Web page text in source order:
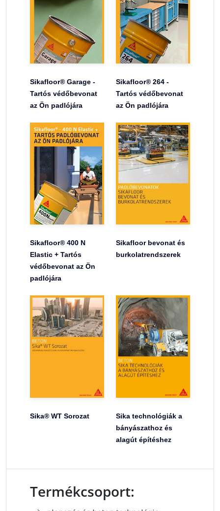
Sikafloor® Garage -
Tartós védőbevonat
az Ön padlójára
Sikafloor® 264 -
Tartós védőbevonat
az Ön padlójára
Sikafloor® 400 N
Elastic + Tartós
védőbevonat az Ön
padlójára
Sikafloor bevonat és
burkolatrendszerek
Sika® WT Sorozat
Sika technológiák a
bányászathoz és
alagút építéshez
Termékcsoport: